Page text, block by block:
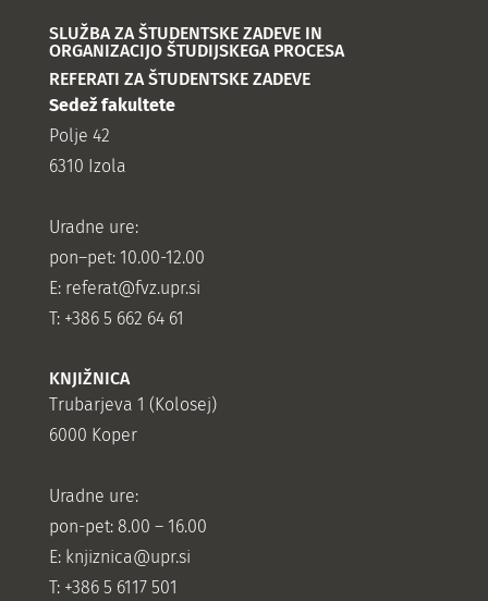
SLUŽBA ZA ŠTUDENTSKE ZADEVE IN
ORGANIZACIJO ŠTUDIJSKEGA PROCESA
REFERATI ZA ŠTUDENTSKE ZADEVE
Sedež fakultete
Polje 42
6310 Izola
Uradne ure:
pon–pet: 10.00-12.00
E: referat@fvz.upr.si
T: +386 5 662 64 61
KNJIŽNICA
Trubarjeva 1 (Kolosej)
6000 Koper
Uradne ure:
pon-pet: 8.00 – 16.00
E: knjiznica@upr.si
T: +386 5 6117 501